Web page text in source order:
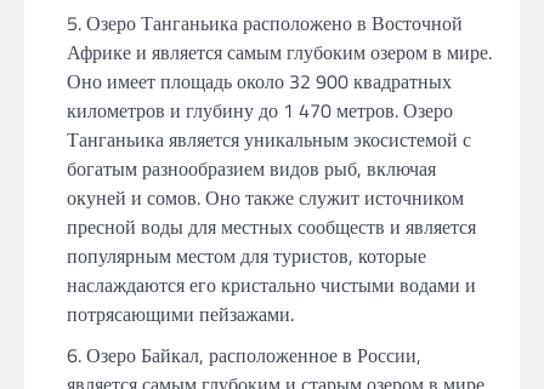
Озеро Танганьика расположено в Восточной
Африке и является самым глубоким озером в мире.
Оно имеет площадь около 32 900 квадратных
километров и глубину до 1 470 метров. Озеро
Танганьика является уникальным экосистемой с
богатым разнообразием видов рыб, включая
окуней и сомов. Оно также служит источником
пресной воды для местных сообществ и является
популярным местом для туристов, которые
наслаждаются его кристально чистыми водами и
потрясающими пейзажами.
Озеро Байкал, расположенное в России,